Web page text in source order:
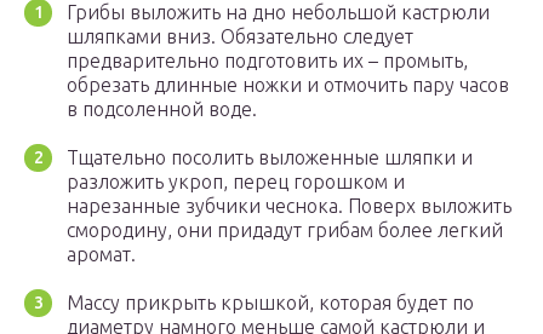
Грибы выложить на дно небольшой кастрюли
шляпками вниз. Обязательно следует
предварительно подготовить их – промыть,
обрезать длинные ножки и отмочить пару часов
в подсоленной воде.
Тщательно посолить выложенные шляпки и
разложить укроп, перец горошком и
нарезанные зубчики чеснока. Поверх выложить
смородину, они придадут грибам более легкий
аромат.
Массу прикрыть крышкой, которая будет по
диаметру намного меньше самой кастрюли и